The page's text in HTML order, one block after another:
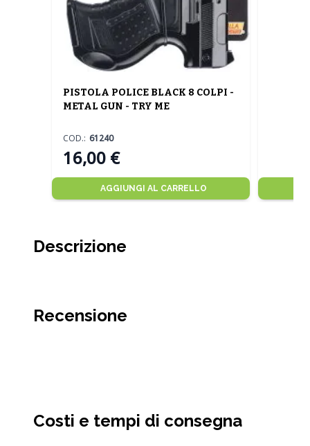
PISTOLA POLICE BLACK 8 COLPI -
METAL GUN - TRY ME
16,00 €
COD.: 61240
AGGIUNGI AL CARRELLO
Descrizione
Recensione
Costi e tempi di consegna